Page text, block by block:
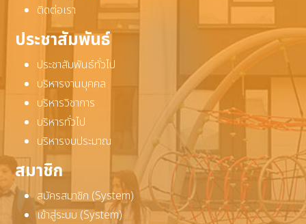
ติดต่อเรา
ประชาสัมพันธ์
ประชาสัมพันธ์ทั่วไป
บริหารงานบุคคล
บริหารวิชาการ
บริหารทั่วไป
บริหารงบประมาณ
สมาชิก
สมัครสมาชิก (System)
เข้าสู่ระบบ (System)